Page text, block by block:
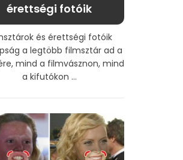
érettségi fotóik
és érettségi fotóik
a legtöbb filmsztár ad a
mind a filmvásznon, mind
a kifutókon ...